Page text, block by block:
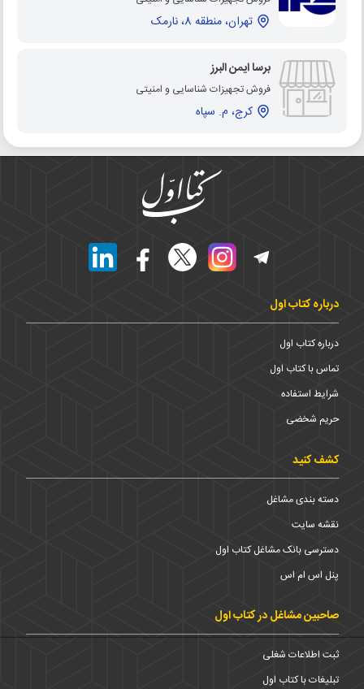
تهران، منطقه 8، نارمک
برسا ایمن البرز
فروش تجهیزات شناسایی و امنیتی
کرج، م. سپاه
درباره کتاب اول
درباره کتاب اول
تماس با کتاب اول
شرایط استفاده
حریم شخضی
کشف کنید
دسته بندی مشاغل
نقشه سایت
دسترسی بانک مشاغل کتاب اول
پنل اس ام اس
صاحبین مشاغل در کتاب اول
ثبت اطلاعات شغلی
تبلیغات با کتاب اول